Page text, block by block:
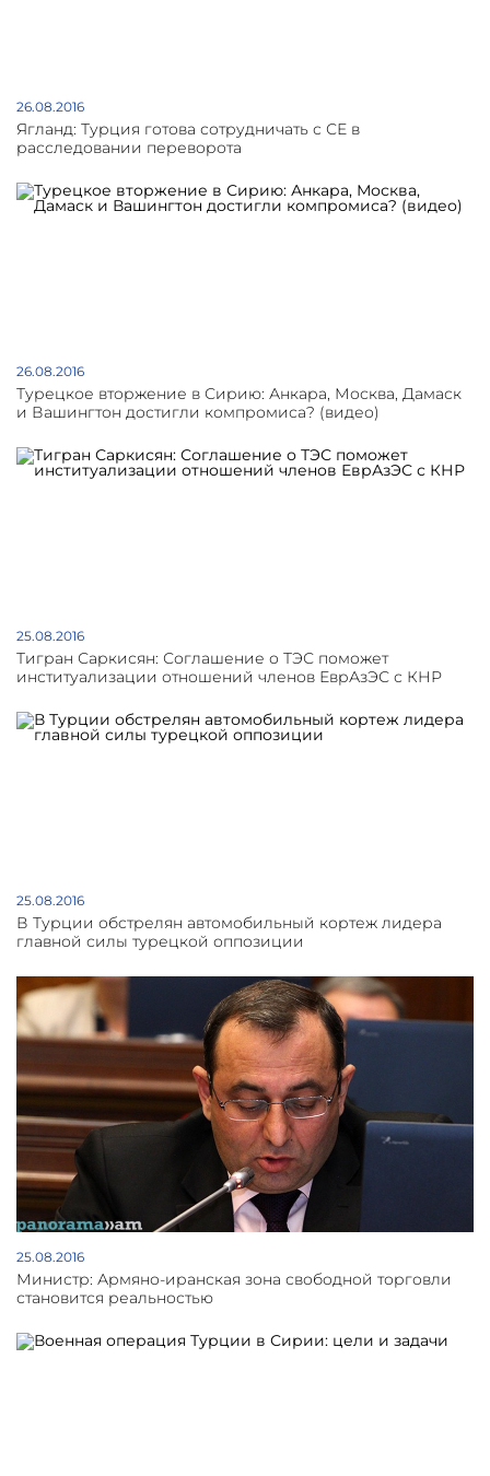
26.08.2016
Ягланд: Турция готова сотрудничать с СЕ в
расследовании переворота
26.08.2016
Турецкое вторжение в Сирию: Анкара, Москва, Дамаск
и Вашингтон достигли компромиса? (видео)
25.08.2016
Тигран Саркисян: Соглашение о ТЭС поможет
институализации отношений членов ЕврАзЭС с КНР
25.08.2016
В Турции обстрелян автомобильный кортеж лидера
главной силы турецкой оппозиции
25.08.2016
Министр: Армяно-иранская зона свободной торговли
становится реальностью